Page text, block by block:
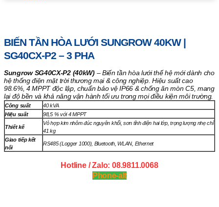
BIẾN TẦN HÒA LƯỚI SUNGROW 40KW |
SG40CX-P2 – 3 PHA
Sungrow SG40CX-P2 (40kW) – Biến tần hòa lưới thế hệ mới dành cho
hệ thống điện mặt trời thương mại & công nghiệp. Hiệu suất cao
98.6%, 4 MPPT độc lập, chuẩn bảo vệ IP66 & chống ăn mòn C5, mang
lại độ bền và khả năng vận hành tối ưu trong mọi điều kiện môi trường.
Công suất
40 kVA
Hiệu suất
98,5 % với 4 MPPT
Thiết kế
Vỏ hợp kim nhôm đúc nguyên khối, sơn tĩnh điện hai lớp, trọng lượng nhẹ chỉ
41 kg
Giao tiếp kết
nối
RS485 (Logger 1000), Bluetooth, WLAN, Ethernet
Hotline / Zalo: 08.9811.0068
Phone-alt